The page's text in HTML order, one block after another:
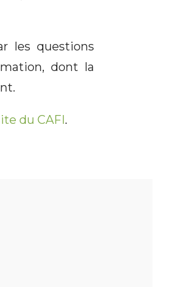
les questions
dont la
du CAFI.